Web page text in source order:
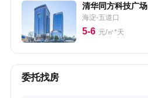
清华同方科技广场
海淀-五道口
5-6 元/㎡*天
委托找房